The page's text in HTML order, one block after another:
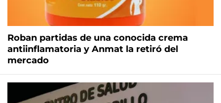
Roban partidas de una conocida crema
antiinflamatoria y Anmat la retiró del
mercado